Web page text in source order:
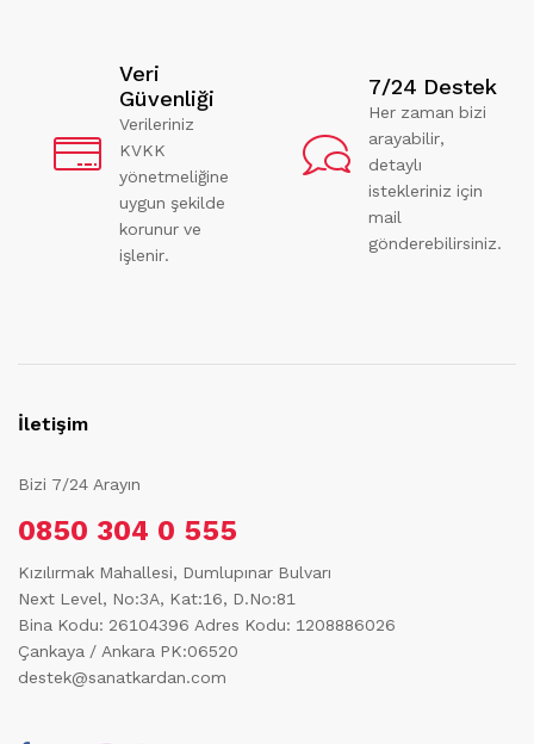
Veri
Güvenliği
Verileriniz
KVKK
yönetmeliğine
uygun şekilde
korunur ve
işlenir.
7/24 Destek
Her zaman bizi
arayabilir,
detaylı
istekleriniz için
mail
gönderebilirsiniz.
İletişim
Bizi 7/24 Arayın
0850 304 0 555
Kızılırmak Mahallesi, Dumlupınar Bulvarı
Next Level, No:3A, Kat:16, D.No:81
Bina Kodu: 26104396 Adres Kodu: 1208886026
Çankaya / Ankara PK:06520
destek@sanatkardan.com